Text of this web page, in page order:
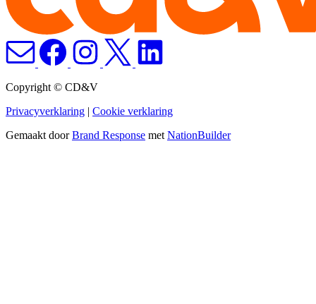
Copyright © CD&V
Privacyverklaring | Cookie verklaring
Gemaakt doorBrand Response met NationBuilder